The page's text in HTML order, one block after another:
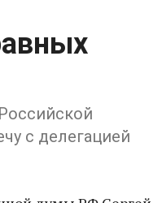
с делегацией